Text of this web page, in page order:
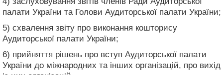
палати України та Голови Аудиторської палати України;
5) схвалення звіту про виконання кошторису
Аудиторської палати України;
6) прийняття рішень про вступ Аудиторської палати
України до міжнародних та інших організацій, про вихід